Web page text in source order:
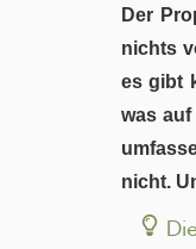
Der
nichts
es gibt
was
nicht.